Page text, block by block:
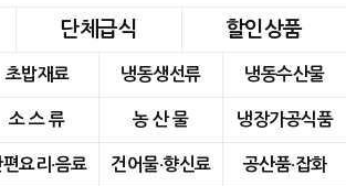
단체급식 할인상품
초밥재료 냉동생선류 냉동수산물
소 스 류 농 산 물 냉장가공식품
요리·음료 건어물·향신료 공산품·잡화